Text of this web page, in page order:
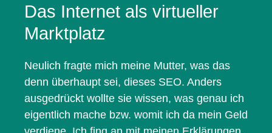
Das Internet als virtueller
Marktplatz
Neulich fragte mich meine Mutter, was das
denn überhaupt sei, dieses SEO. Anders
ausgedrückt wollte sie wissen, was genau ich
eigentlich mache bzw. womit ich da mein Geld